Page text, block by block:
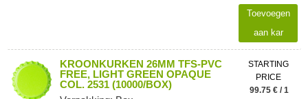
Toevoegen
aan kar
KROONKURKEN 26MM TFS-PVC
FREE, LIGHT GREEN OPAQUE
COL. 2531 (10000/BOX)
STARTING
PRICE
99.75 € / 1